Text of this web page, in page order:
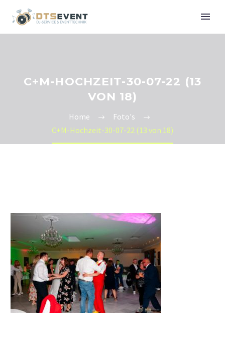
C+M-HOCHZEIT-30-07-22 (13
VON 18)
Home
Foto's
C+M-Hochzeit-30-07-22 (13 von 18)